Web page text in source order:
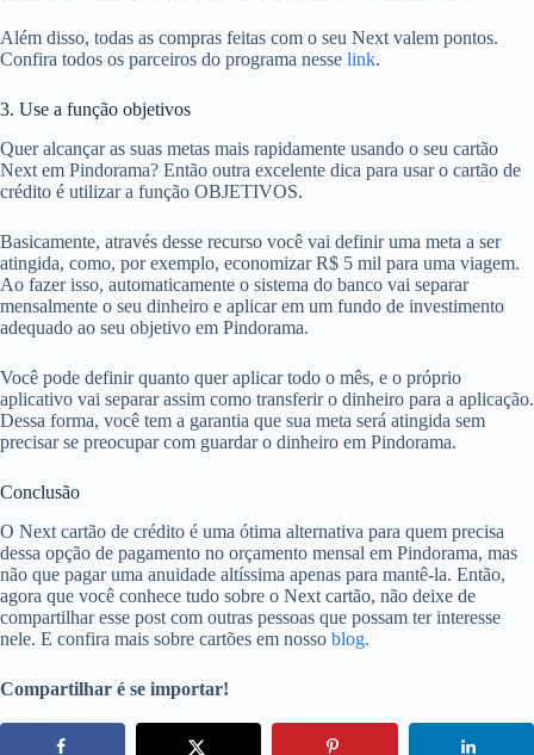
Além disso, todas as compras feitas com o seu Next valem pontos.
Confira todos os parceiros do programa nesse link.
3. Use a função objetivos
Quer alcançar as suas metas mais rapidamente usando o seu cartão
Next em Pindorama? Então outra excelente dica para usar o cartão de
crédito é utilizar a função OBJETIVOS.
Basicamente, através desse recurso você vai definir uma meta a ser
atingida, como, por exemplo, economizar R$ 5 mil para uma viagem.
Ao fazer isso, automaticamente o sistema do banco vai separar
mensalmente o seu dinheiro e aplicar em um fundo de investimento
adequado ao seu objetivo em Pindorama.
Você pode definir quanto quer aplicar todo o mês, e o próprio
aplicativo vai separar assim como transferir o dinheiro para a aplicação.
Dessa forma, você tem a garantia que sua meta será atingida sem
precisar se preocupar com guardar o dinheiro em Pindorama.
Conclusão
O Next cartão de crédito é uma ótima alternativa para quem precisa
dessa opção de pagamento no orçamento mensal em Pindorama, mas
não que pagar uma anuidade altíssima apenas para mantê-la. Então,
agora que você conhece tudo sobre o Next cartão, não deixe de
compartilhar esse post com outras pessoas que possam ter interesse
nele. E confira mais sobre cartões em nosso blog.
Compartilhar é se importar!